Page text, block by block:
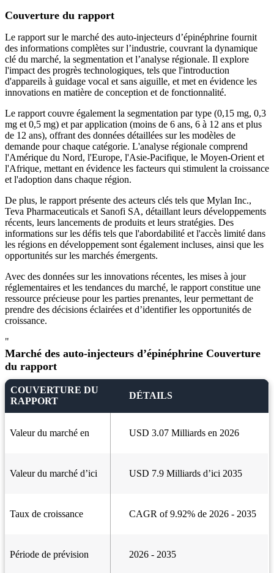
Couverture du rapport
Le rapport sur le marché des auto-injecteurs d’épinéphrine fournit
des informations complètes sur l’industrie, couvrant la dynamique
clé du marché, la segmentation et l’analyse régionale. Il explore
l'impact des progrès technologiques, tels que l'introduction
d'appareils à guidage vocal et sans aiguille, et met en évidence les
innovations en matière de conception et de fonctionnalité.
Le rapport couvre également la segmentation par type (0,15 mg, 0,3
mg et 0,5 mg) et par application (moins de 6 ans, 6 à 12 ans et plus
de 12 ans), offrant des données détaillées sur les modèles de
demande pour chaque catégorie. L'analyse régionale comprend
l'Amérique du Nord, l'Europe, l'Asie-Pacifique, le Moyen-Orient et
l'Afrique, mettant en évidence les facteurs qui stimulent la croissance
et l'adoption dans chaque région.
De plus, le rapport présente des acteurs clés tels que Mylan Inc.,
Teva Pharmaceuticals et Sanofi SA, détaillant leurs développements
récents, leurs lancements de produits et leurs stratégies. Des
informations sur les défis tels que l'abordabilité et l'accès limité dans
les régions en développement sont également incluses, ainsi que les
opportunités sur les marchés émergents.
Avec des données sur les innovations récentes, les mises à jour
réglementaires et les tendances du marché, le rapport constitue une
ressource précieuse pour les parties prenantes, leur permettant de
prendre des décisions éclairées et d’identifier les opportunités de
croissance.
"
Marché des auto-injecteurs d’épinéphrine Couverture
du rapport
COUVERTURE DU
RAPPORT
DÉTAILS
Valeur du marché en USD 3.07 Milliards en 2026
Valeur du marché d’ici USD 7.9 Milliards d’ici 2035
Taux de croissance CAGR of 9.92% de 2026 - 2035
Période de prévision 2026 - 2035